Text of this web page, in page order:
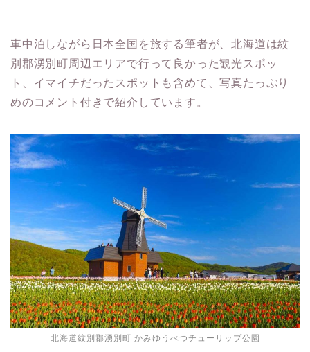
車中泊しながら日本全国を旅する筆者が、北海道は紋
別郡湧別町周辺エリアで行って良かった観光スポッ
ト、イマイチだったスポットも含めて、写真たっぷり
めのコメント付きで紹介しています。
北海道紋別郡湧別町 かみゆうべつチューリップ公園